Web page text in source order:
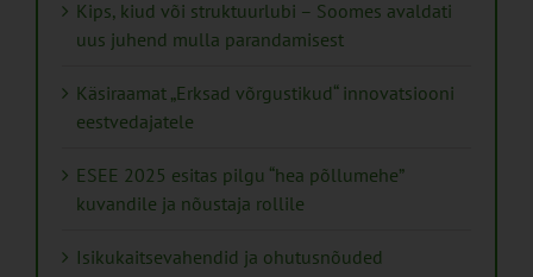
Kips, kiud või struktuurlubi – Soomes avaldati
uus juhend mulla parandamisest
Käsiraamat „Erksad võrgustikud“ innovatsiooni
eestvedajatele
ESEE 2025 esitas pilgu “hea põllumehe”
kuvandile ja nõustaja rollile
Isikukaitsevahendid ja ohutusnõuded